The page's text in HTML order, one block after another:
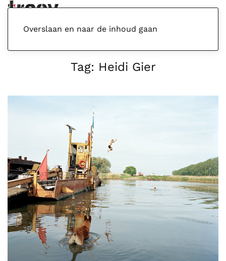
Overslaan en naar de inhoud gaan
Tag: Heidi Gier